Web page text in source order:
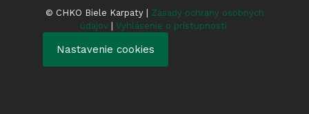
© CHKO Biele Karpaty | Zásady ochrany osobných
údajov| Vyhlásenie o prístupnosti
Nastavenie cookies